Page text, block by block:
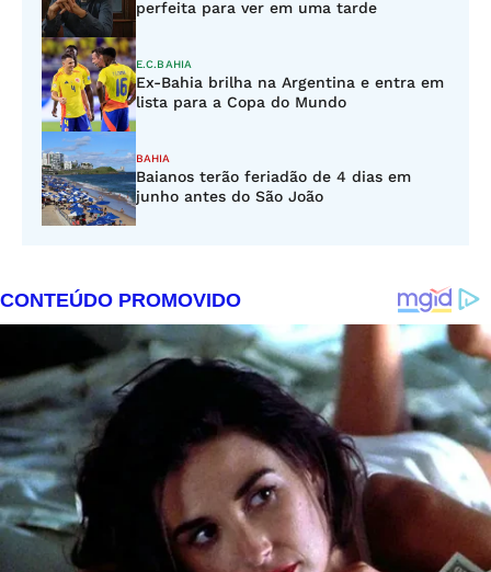
perfeita para ver em uma tarde
E.C.BAHIA
Ex-Bahia brilha na Argentina e entra em
lista para a Copa do Mundo
BAHIA
Baianos terão feriadão de 4 dias em
junho antes do São João